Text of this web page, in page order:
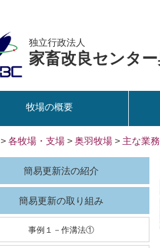
独立行政法人
家畜改良センタ
牧場の概要
>各牧場・支場 >奥羽牧場 > 主な業務
簡易更新法の紹介
簡易更新の取り組み
事例１－作溝法①